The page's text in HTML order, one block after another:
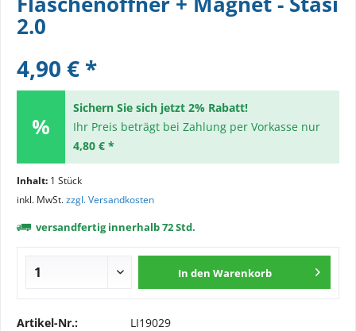
2.0
4,90 € *
Sichern Sie sich jetzt 2% Rabatt!
Ihr Preis beträgt bei Zahlung per Vorkasse nur
4,80 € *
Inhalt: 1 Stück
inkl. MwSt.zzgl. Versandkosten
versandfertig innerhalb 72 Std.
In den Warenkorb
Artikel-Nr.: LI19029